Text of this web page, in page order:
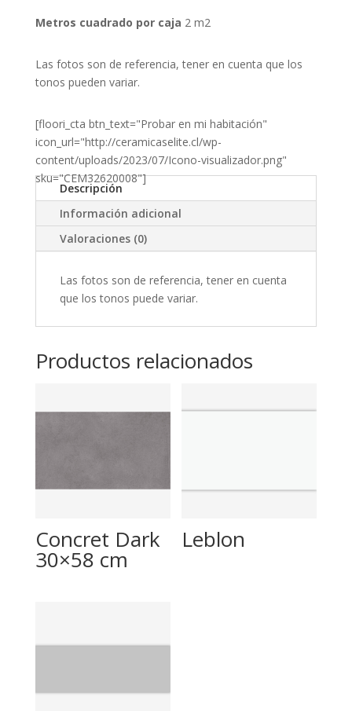
Metros cuadrado por caja 2 m2
Las fotos son de referencia, tener en cuenta que los
tonos pueden variar.
[floori_cta btn_text="Probar en mi habitación"
icon_url="http://ceramicaselite.cl/wp-
content/uploads/2023/07/Icono-visualizador.png"
sku="CEM32620008"]
Descripción
Información adicional
Valoraciones (0)
Las fotos son de referencia, tener en cuenta
que los tonos puede variar.
Productos relacionados
Concret Dark
30×58 cm
Leblon